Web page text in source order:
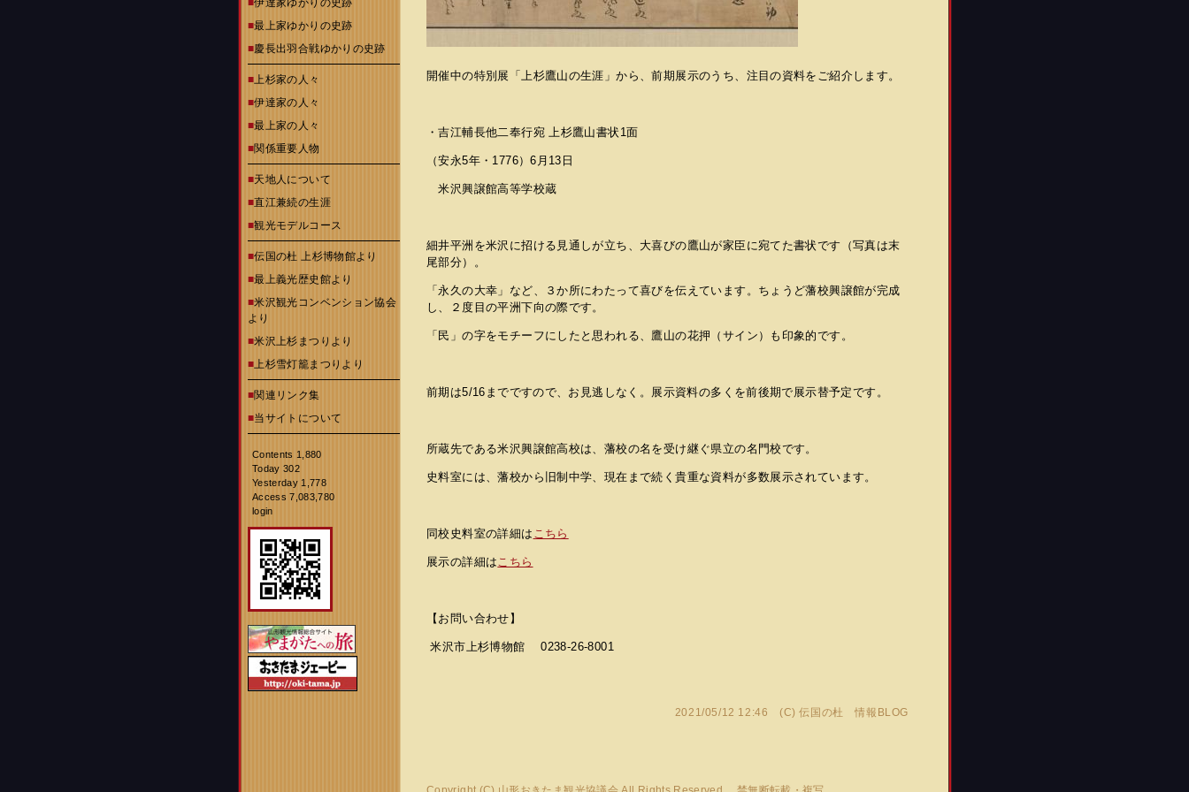
■伊達家ゆかりの史跡
■最上家ゆかりの史跡
■慶長出羽合戦ゆかりの史跡
■上杉家の人々
■伊達家の人々
■最上家の人々
■関係重要人物
■天地人について
■直江兼続の生涯
■観光モデルコース
■伝国の杜 上杉博物館より
■最上義光歴史館より
■米沢観光コンベンション協会
より
■米沢上杉まつりより
■上杉雪灯籠まつりより
■関連リンク集
■当サイトについて
Contents 1,880
Today 302
Yesterday 1,778
Access 7,083,780
login
開催中の特別展「上杉鷹山の生涯」から、前期展示のうち、注目の資料をご紹介します。
・吉江輔長他二奉行宛 上杉鷹山書状1面
（安永5年・1776）6月13日
米沢興譲館高等学校蔵
細井平洲を米沢に招ける見通しが立ち、大喜びの鷹山が家臣に宛てた書状です（写真は末
尾部分）。
「永久の大幸」など、３か所にわたって喜びを伝えています。ちょうど藩校興譲館が完成
し、２度目の平洲下向の際です。
「民」の字をモチーフにしたと思われる、鷹山の花押（サイン）も印象的です。
前期は5/16までですので、お見逃しなく。展示資料の多くを前後期で展示替予定です。
所蔵先である米沢興譲館高校は、藩校の名を受け継ぐ県立の名門校です。
史料室には、藩校から旧制中学、現在まで続く貴重な資料が多数展示されています。
同校史料室の詳細は こちら
展示の詳細はこちら
【お問い合わせ】
米沢市上杉博物館 0238-26-8001
2021/05/12 12:46 (C)伝国の杜 情報BLOG